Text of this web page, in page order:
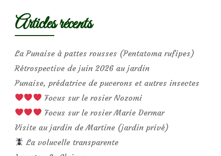
Articles récents
La Punaise à pattes rousses (Pentatoma rufipes)
Rétrospective de juin 2026 au jardin
Punaise, prédatrice de pucerons et autres insectes
Focus sur le rosier Nozomi
Focus sur le rosier Marie Dermar
Visite au jardin de Martine (jardin privé)
La volucelle transparente